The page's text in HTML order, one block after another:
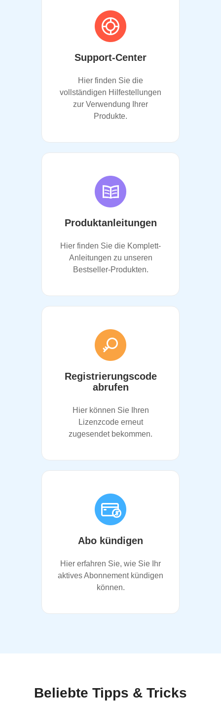
Support-Center
Hier finden Sie die
vollständigen Hilfestellungen
zur Verwendung Ihrer
Produkte.
Produktanleitungen
Hier finden Sie die Komplett-
Anleitungen zu unseren
Bestseller-Produkten.
Registrierungscode
abrufen
Hier können Sie Ihren
Lizenzcode erneut
zugesendet bekommen.
Abo kündigen
Hier erfahren Sie, wie Sie Ihr
aktives Abonnement kündigen
können.
Beliebte Tipps & Tricks